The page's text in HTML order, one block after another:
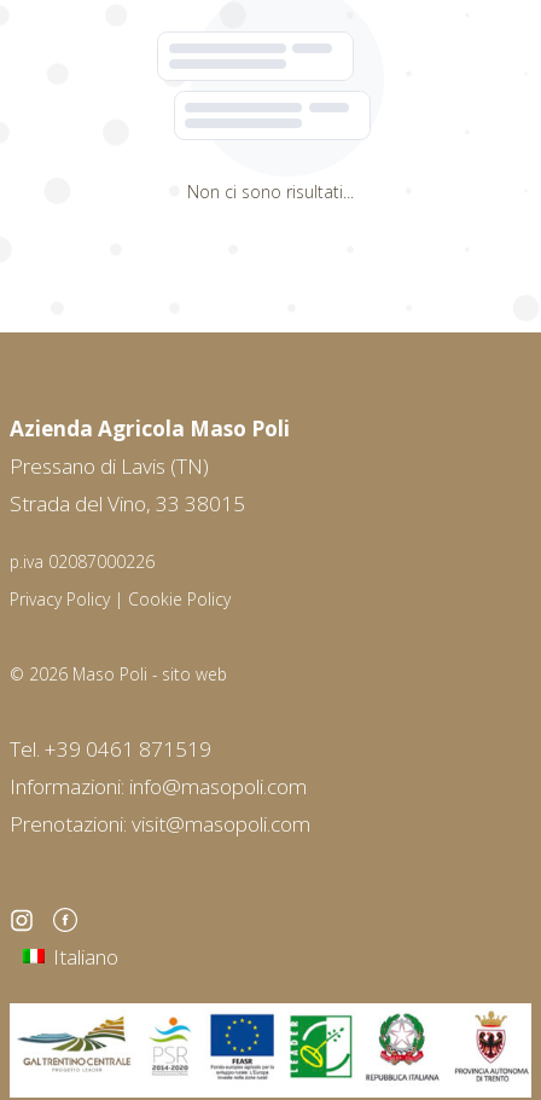
Non ci sono risultati...
Azienda Agricola Maso Poli
Pressano di Lavis (TN)
Strada del Vino, 33 38015
p.iva 02087000226
Privacy Policy | Cookie Policy
© 2026 Maso Poli - sito web
Tel. +39 0461 871519
Informazioni: info@masopoli.com
Prenotazioni: visit@masopoli.com
Italiano